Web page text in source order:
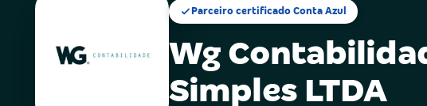
Parceiro certificado Conta Azul
Wg
Simples LTDA